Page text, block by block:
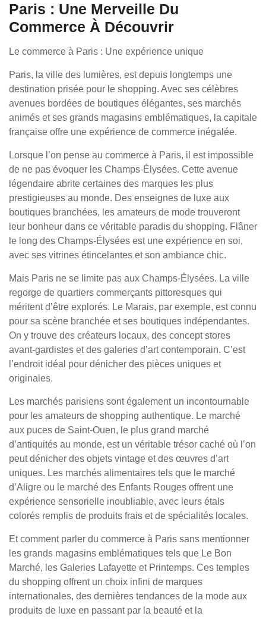
Paris : Une Merveille Du
Commerce À Découvrir
Le commerce à Paris : Une expérience unique
Paris, la ville des lumières, est depuis longtemps une
destination prisée pour le shopping. Avec ses célèbres
avenues bordées de boutiques élégantes, ses marchés
animés et ses grands magasins emblématiques, la capitale
française offre une expérience de commerce inégalée.
Lorsque l’on pense au commerce à Paris, il est impossible
de ne pas évoquer les Champs-Élysées. Cette avenue
légendaire abrite certaines des marques les plus
prestigieuses au monde. Des enseignes de luxe aux
boutiques branchées, les amateurs de mode trouveront
leur bonheur dans ce véritable paradis du shopping. Flâner
le long des Champs-Élysées est une expérience en soi,
avec ses vitrines étincelantes et son ambiance chic.
Mais Paris ne se limite pas aux Champs-Élysées. La ville
regorge de quartiers commerçants pittoresques qui
méritent d’être explorés. Le Marais, par exemple, est connu
pour sa scène branchée et ses boutiques indépendantes.
On y trouve des créateurs locaux, des concept stores
avant-gardistes et des galeries d’art contemporain. C’est
l’endroit idéal pour dénicher des pièces uniques et
originales.
Les marchés parisiens sont également un incontournable
pour les amateurs de shopping authentique. Le marché
aux puces de Saint-Ouen, le plus grand marché
d’antiquités au monde, est un véritable trésor caché où l’on
peut dénicher des objets vintage et des œuvres d’art
uniques. Les marchés alimentaires tels que le marché
d’Aligre ou le marché des Enfants Rouges offrent une
expérience sensorielle inoubliable, avec leurs étals
colorés remplis de produits frais et de spécialités locales.
Et comment parler du commerce à Paris sans mentionner
les grands magasins emblématiques tels que Le Bon
Marché, les Galeries Lafayette et Printemps. Ces temples
du shopping offrent un choix infini de marques
internationales, des dernières tendances de la mode aux
produits de luxe en passant par la beauté et la